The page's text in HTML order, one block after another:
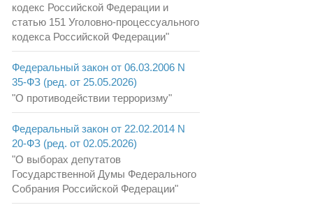
кодекс Российской Федерации и
статью 151 Уголовно-процессуального
кодекса Российской Федерации"
Федеральный закон от 06.03.2006 N
35-ФЗ (ред. от 25.05.2026)
"О противодействии терроризму"
Федеральный закон от 22.02.2014 N
20-ФЗ (ред. от 02.05.2026)
"О выборах депутатов
Государственной Думы Федерального
Собрания Российской Федерации"